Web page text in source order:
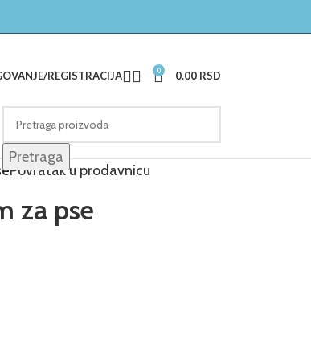
REGISTRACIJA 0 0.00 RSD
Pretraga
Povratak u prodavnicu
za pse